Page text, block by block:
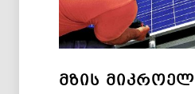
ᲛᲖᲘᲡ